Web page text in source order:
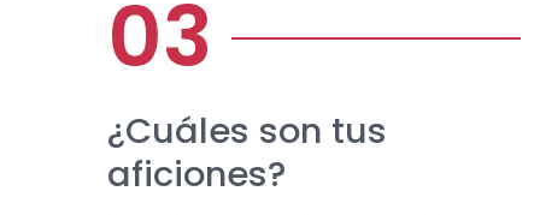
¿Cuáles son tus
aficiones?